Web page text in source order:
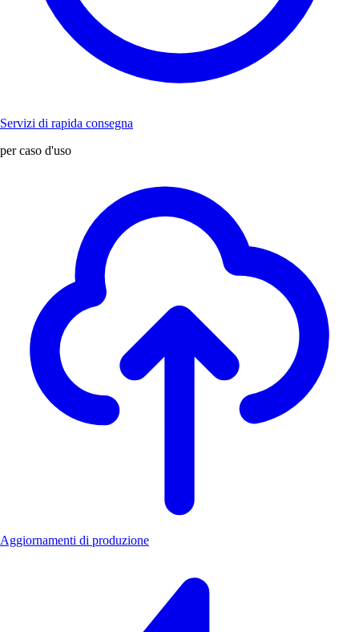
Servizi di rapida consegna
per caso d'uso
Aggiornamenti di produzione